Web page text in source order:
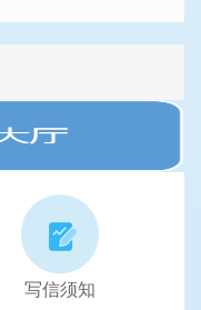
写信须知